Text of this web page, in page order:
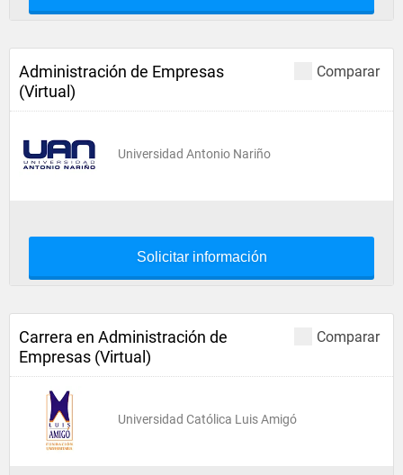
Comparar
Administración de Empresas
(Virtual)
Universidad Antonio Nariño
Solicitar información
Comparar
Carrera en Administración de
Empresas (Virtual)
Universidad Católica Luis Amigó